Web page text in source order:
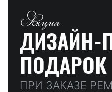
Акция
ДИЗАЙН-
ПОДАРОК
ПРИ ЗАКАЗЕ